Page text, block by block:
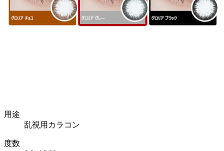
用途
乱視用カラコン
度数